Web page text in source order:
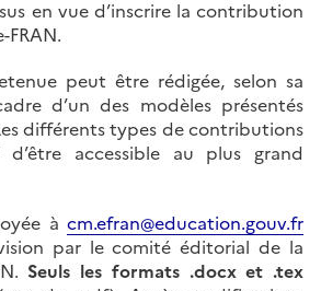
en vue d’inscrire la contribution
FRAN.
peut être rédigée, selon sa
d’un des modèles présentés
différents types de contributions
d’être accessible au plus grand
à cm.efran@education.gouv.fr
par le comité éditorial de la
Seuls les formats .docx et .tex